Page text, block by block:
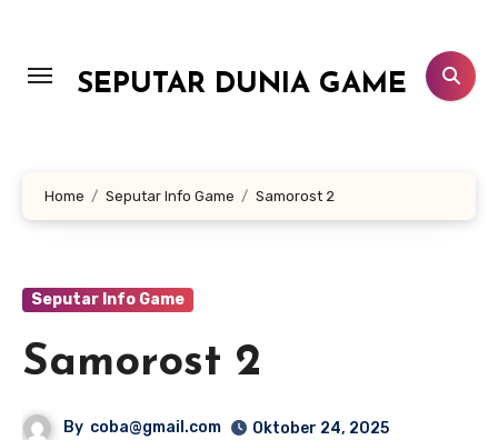
konten
SEPUTAR DUNIA GAME
Home Seputar Info Game Samorost 2
Seputar Info Game
Samorost 2
By coba@gmail.com
Oktober 24, 2025